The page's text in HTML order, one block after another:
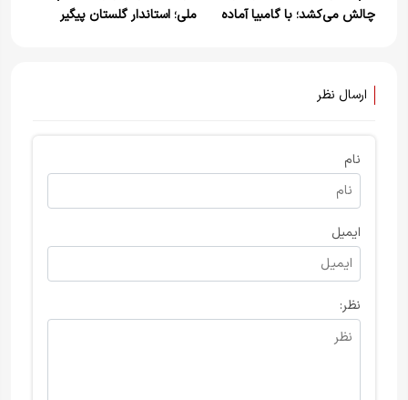
چالش می‌کشد؛ با گامبیا آماده
ملی؛ استاندار گلستان پیگیر
ارسال نظر
نام
ایمیل
نظر: